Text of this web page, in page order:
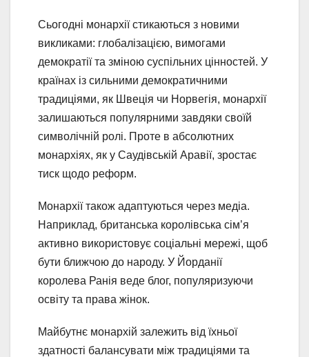
Сьогодні монархії стикаються з новими
викликами: глобалізацією, вимогами
демократії та зміною суспільних цінностей. У
країнах із сильними демократичними
традиціями, як Швеція чи Норвегія, монархії
залишаються популярними завдяки своїй
символічній ролі. Проте в абсолютних
монархіях, як у Саудівській Аравії, зростає
тиск щодо реформ.
Монархії також адаптуються через медіа.
Наприклад, британська королівська сім’я
активно використовує соціальні мережі, щоб
бути ближчою до народу. У Йорданії
королева Ранія веде блог, популяризуючи
освіту та права жінок.
Майбутнє монархій залежить від їхньої
здатності балансувати між традиціями та